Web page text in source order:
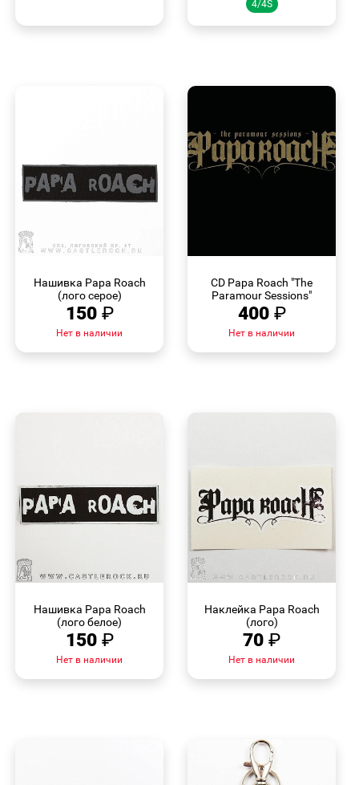
4/4S
Нашивка Papa Roach
(лого серое)
150 ₽
Нет в наличии
CD Papa Roach "The
Paramour Sessions"
400 ₽
Нет в наличии
Нашивка Papa Roach
(лого белое)
150 ₽
Нет в наличии
Наклейка Papa Roach
(лого)
70 ₽
Нет в наличии